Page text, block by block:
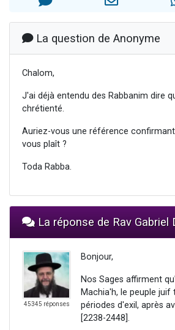
Ariel vient de donner son
La question de Anonyme
Chalom,
J'ai déjà entendu des Rabbanim dire
chrétienté.
Auriez-vous une référence
vous plaît ?
Toda Rabba.
La réponse de Rav Gabriel
45345 réponses
Bonjour,
Nos Sages affirment
Machia'h, le peuple juif
périodes d'exil, après
[2238-2448].